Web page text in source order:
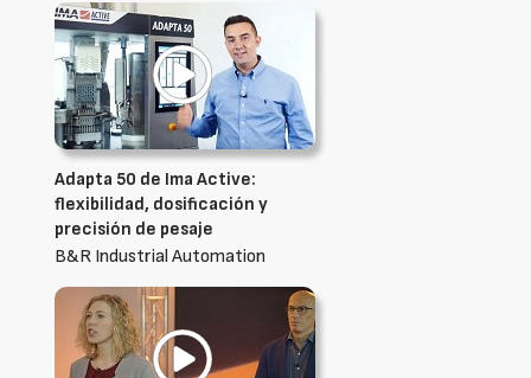
Adapta 50 de Ima Active:
flexibilidad, dosificación y
precisión de pesaje
B&R Industrial Automation